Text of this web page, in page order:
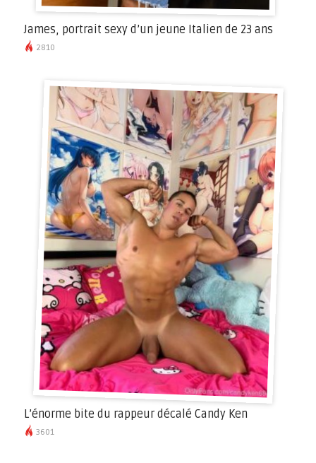
James, portrait sexy d’un jeune Italien de 23 ans
2810
L’énorme bite du rappeur décalé Candy Ken
3601